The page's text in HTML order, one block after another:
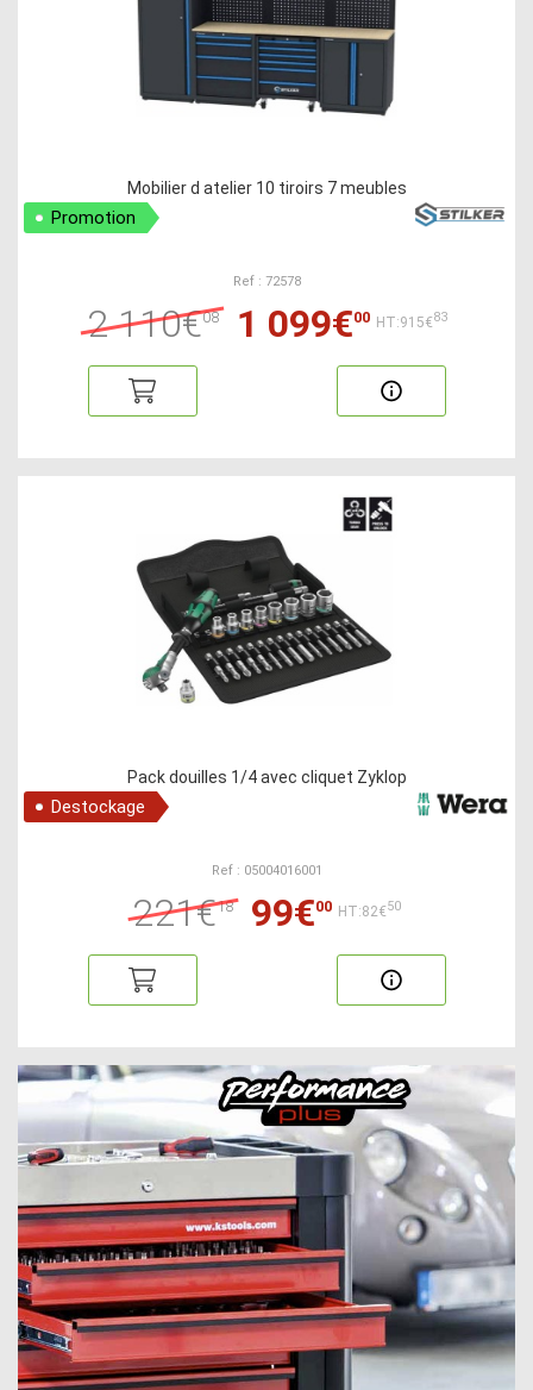
Mobilier d atelier 10 tiroirs 7 meubles
Promotion
Ref : 72578
2 110€08 1 099€00 HT:915€83
Pack douilles 1/4 avec cliquet Zyklop
Destockage
Ref : 05004016001
221€18 99€00 HT:82€50